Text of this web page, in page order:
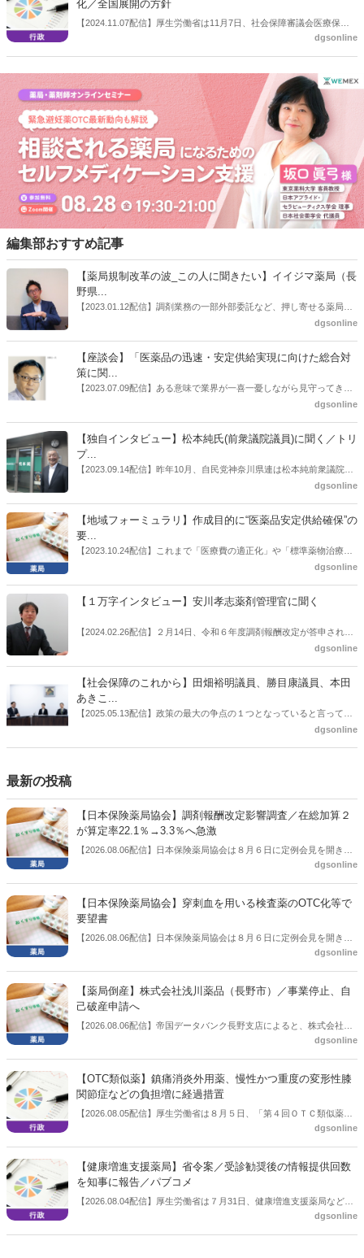
化／全国展開の方針
【2024.11.07配信】厚生労働省は11月7日、社会保障審議会医療保険
部会を開き、マイナンバーカード活用による医療費助成効率化を全国
に、医療費助成の資格を有しているかどうかの確認に係る事務負担が
軽減できる。
dgsonline
編集部おすすめ記事
【薬局規制改革の波_この人に聞きたい】イイジマ薬局（長
野県...
【2023.01.12配信】調剤業務の一部外部委託など、押し寄せる薬局業
界への規制改革の波。この規制改革の波を薬局業界はどう受け止めた
はないだろうか。本紙ではこうした問題について、厚労省「薬局薬剤
師の業務及び薬局の機能に関するワーキンググループ」に参考人とし
ても出席していたイイジマ薬局（長野県上田市）開設者である飯島裕
dgsonline
【座談会】「医薬品の迅速・安定供給実現に向けた総合対
策に関...
【2023.07.09配信】ある意味で業界が一喜一憂しながら見守ってきた
厚労省「医薬品の迅速・安定供給実現に向けた総合対策に関する有識
書がとりまとめられた。ドラビズon-lineでは検討会を総括する目的で
厚労省医政局医薬産業振興・医療情報企画課長（医薬産業振興・医療
情報企画課セルフケア・セルフメディケーション推進室長併任）安藤
公一氏や青山学院大学名誉教授の三村優美子氏、 日本保険薬局協会医
dgsonline
【独自インタビュー】松本純氏(前衆議院議員)に聞く／トリ
プ...
【2023.09.14配信】昨年10月、自民党神奈川県連は松本純前衆議院議
員を「自民党神奈川1区」（横浜市中区・磯子区・金沢区）の支部長
候補の前提となるもの。薬剤師に関わる政策に広く・深く関わってき
た同氏の復活に向けた薬剤師業界の期待には熱いものがある。不透明
感の払拭できない医療・介護・障害者サービスのトリプル改定等へ
の、薬剤師業界の強い危機感の裏返しといってもいいだろう。本稿で
dgsonline
【地域フォーミュラリ】作成目的に“医薬品安定供給確保”の
要...
【2023.10.24配信】これまで「医療費の適正化」や「標準薬物治療の
推進」などが目的とされることが多かった地域フォーミュラリの作
た。医薬品の安定供給確保だ。10月22日に開かれた「日本フォーミュ
飯田市）は、会員薬局から安定供給確保への強い要望があったことを
受け、安定供給確保が見込めるPPI３成分について銘柄を含めて選定
dgsonline
【１万字インタビュー】安川孝志薬剤管理官に聞く
【2024.02.26配信】２月14日、令和６年度調剤報酬改定が答申され
た。本紙では、厚生労働省保険局医療課・薬剤管理官の安川孝志氏
dgsonline
【社会保障のこれから】田畑裕明議員、勝目康議員、本田
あきこ...
【2025.05.13配信】政策の最大の争点の１つとなっていると言っても
よいのが社会保障のこれからのあり方だ。特に与党では、政府関係者
dgsonline
最新の投稿
【日本保険薬局協会】調剤報酬改定影響調査／在総加算２
が算定率22.1％→3.3％へ急激
【2026.08.06配信】日本保険薬局協会は８月６日に定例会見を開き、
「令和８年度調剤報酬改定に係る保険薬局への影響」の調査結果を公
3.3％へ大きく低下した。
dgsonline
【日本保険薬局協会】穿刺血を用いる検査薬のOTC化等で
要望書
【2026.08.06配信】日本保険薬局協会は８月６日に定例会見を開き、
「穿刺血を用いる検査薬のOTC化等に関する要望書」を厚生労働省 医
dgsonline
【薬局倒産】株式会社浅川薬品（長野市）／事業停止、自
己破産申請へ
【2026.08.06配信】帝国データバンク長野支店によると、株式会社浅
川薬品（長野市）は7月31日に事業を停止し、自己破産申請の準備に
dgsonline
【OTC類似薬】鎮痛消炎外用薬、慢性かつ重度の変形性膝
関節症などの負担増に経過措置
【2026.08.05配信】厚生労働省は８月５日、「第４回ＯＴＣ類似薬の
保険給付の見直しの実施に向けた技術的検討会」を開催。「中間とり
会等に報告し、令和８年秋頃を目途に結論を得る予定。
dgsonline
【健康増進支援薬局】省令案／受診勧奨後の情報提供回数
を知事に報告／パブコメ
【2026.08.04配信】厚生労働省は７月31日、健康増進支援薬局などに
関する省令案を示し、パブコメを開始した。受診勧奨を行った後に、
dgsonline